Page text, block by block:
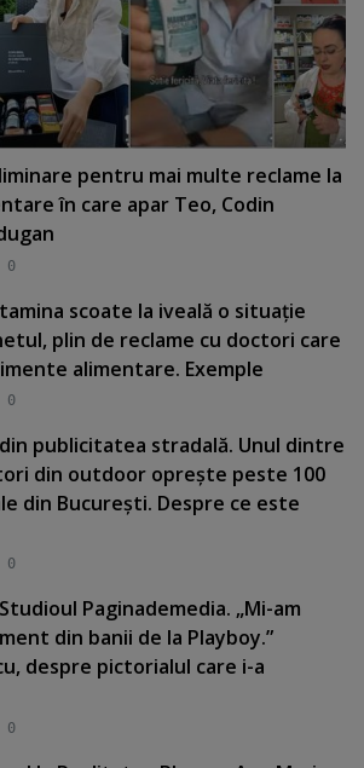
pentru mai multe reclame la
în care apar Teo, Codin
0
scoate la iveală o situaţie
plin de reclame cu doctori care
alimentare. Exemple
0
publicitatea stradală. Unul dintre
din outdoor opreşte peste 100
din Bucureşti. Despre ce este
0
Paginademedia. „Mi-am
din banii de la Playboy.”
despre pictorialul care i-a
0